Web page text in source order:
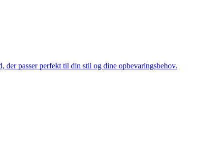
passer perfekt til din stil og dine opbevaringsbehov.